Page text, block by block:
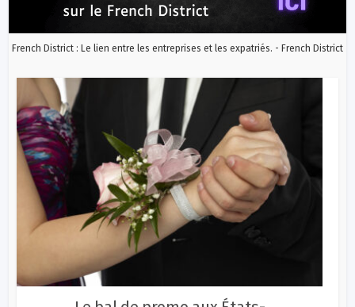
French District : Le lien entre les entreprises et les expatriés. - French District